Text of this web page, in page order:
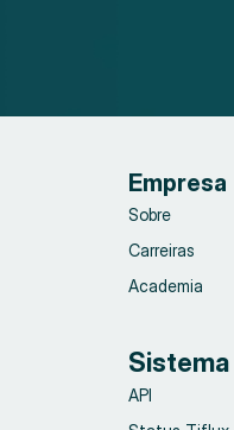
Empresa
Sobre
Carreiras
Academia
Sistema
API